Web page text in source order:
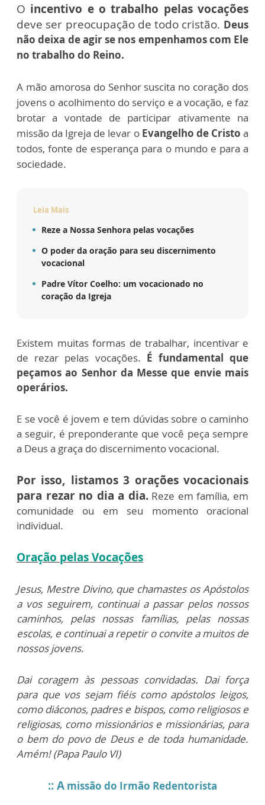
O incentivo e o trabalho pelas vocações
deve ser preocupação de todo cristão. Deus
não deixa de agir se nos empenhamos com Ele
no trabalho do Reino.
A mão amorosa do Senhor suscita no coração dos
jovens o acolhimento do serviço e a vocação, e faz
brotar a vontade de participar ativamente na
missão da Igreja de levar o Evangelho de Cristo a
todos, fonte de esperança para o mundo e para a
sociedade.
Leia Mais
Reze a Nossa Senhora pelas vocações
O poder da oração para seu discernimento
vocacional
Padre Vítor Coelho: um vocacionado no
coração da Igreja
Existem muitas formas de trabalhar, incentivar e
de rezar pelas vocações. É fundamental que
peçamos ao Senhor da Messe que envie mais
operários.
E se você é jovem e tem dúvidas sobre o caminho
a seguir, é preponderante que você peça sempre
a Deus a graça do discernimento vocacional.
Por isso, listamos 3 orações vocacionais
para rezar no dia a dia.Reze em família, em
comunidade ou em seu momento oracional
individual.
Oração pelas Vocações
Jesus, Mestre Divino, que chamastes os Apóstolos
a vos seguirem, continuai a passar pelos nossos
caminhos, pelas nossas famílias, pelas nossas
escolas, e continuai a repetir o convite a muitos de
nossos jovens.
Dai coragem às pessoas convidadas. Dai força
para que vos sejam fiéis como apóstolos leigos,
como diáconos, padres e bispos, como religiosos e
religiosas, como missionários e missionárias, para
o bem do povo de Deus e de toda humanidade.
Amém! (Papa Paulo VI)
:: A missão do Irmão Redentorista